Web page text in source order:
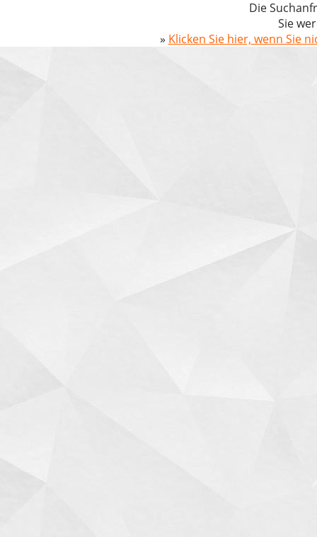
Die
Sie
» Klicken Sie hier, wenn Sie